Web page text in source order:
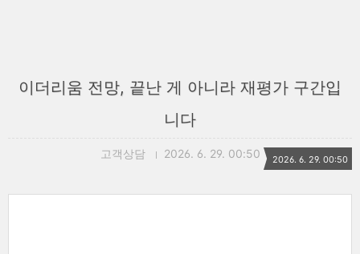
이더리움 전망, 끝난 게 아니라 재평가 구간입
니다
고객상담 2026. 6. 29. 00:50 2026. 6. 29. 00:50